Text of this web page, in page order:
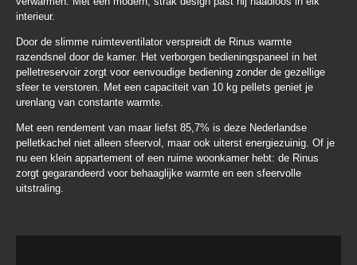
interieur.
Door de slimme ruimteventilator verspreidt de Rinus warmte
razendsnel door de kamer. Het verborgen bedieningspaneel in het
pelletreservoir zorgt voor eenvoudige bediening zonder de gezellige
sfeer te verstoren. Met een capaciteit van 10 kg pellets geniet je
urenlang van constante warmte.
Met een rendement van maar liefst 85,7% is deze Nederlandse
pelletkachel niet alleen sfeervol, maar ook uiterst energiezuinig. Of je
nu een klein appartement of een ruime woonkamer hebt: de Rinus
zorgt gegarandeerd voor behaaglijke warmte en een sfeervolle
uitstraling.